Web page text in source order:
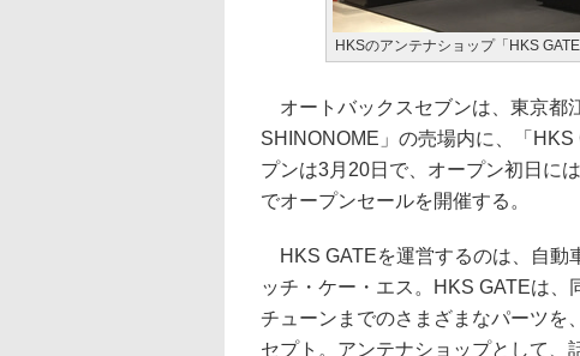
HKSのアンテナショップ「HKS
オートバックスセブンは、東京都
SHINONOME」の売場内に、「
プンは3月20日で、オープン初日に
でオープンセールを開催する。
HKS GATEを運営するのは、自動
ッチ・ケー・エス。HKS GATEは、
チューンまでのさまざまなパーツを
セプト。アンテナショップとして、